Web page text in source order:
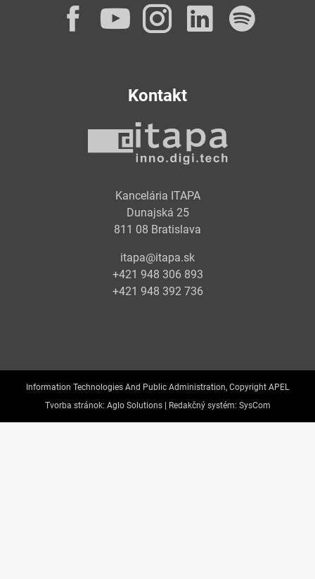
Facebook
YouTube
Instagram
Kontakt
Kancelária ITAPA
Dunajská 25
811 08 Bratislava
itapa@itapa.sk
+421 948 306 893
+421 948 392 736
Information Technologies And Public Administration, Copyright APEL
Tvorba stránok: Aglo Solutions | Redakčný systém: SysCom